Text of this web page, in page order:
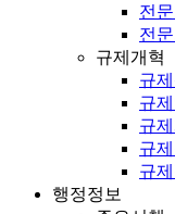
전
전
규제개혁
규
규
규
규
규
행정정보